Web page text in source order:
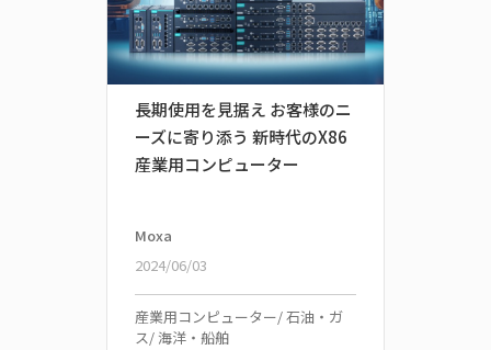
長期使用を見据え お客様のニ
ーズに寄り添う 新時代のX86
産業用コンピューター
Moxa
2024/06/03
産業用コンピューター/ 石油・ガ
ス/ 海洋・船舶